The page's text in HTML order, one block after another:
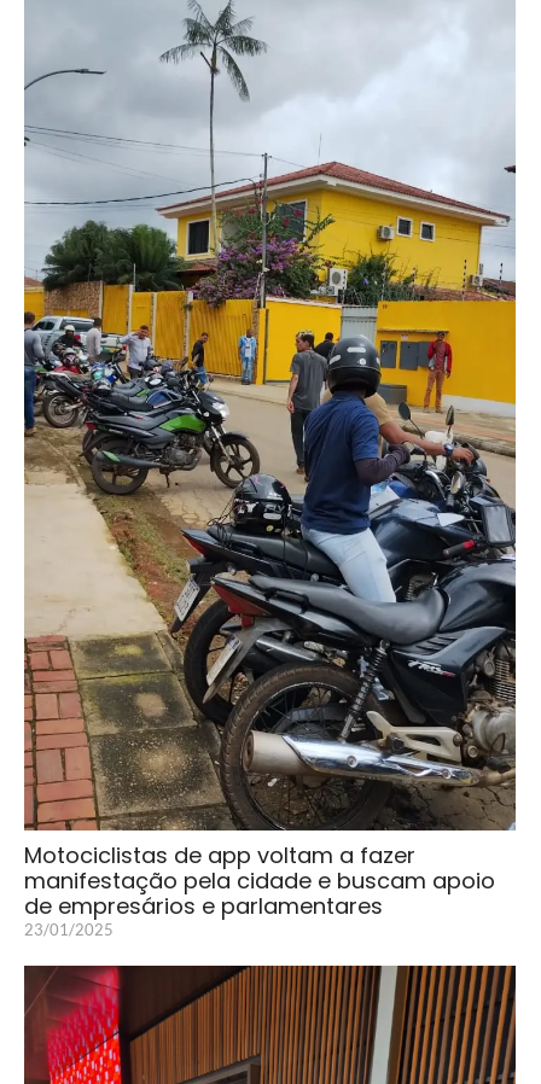
Motociclistas de app voltam a fazer
manifestação pela cidade e buscam apoio
de empresários e parlamentares
23/01/2025